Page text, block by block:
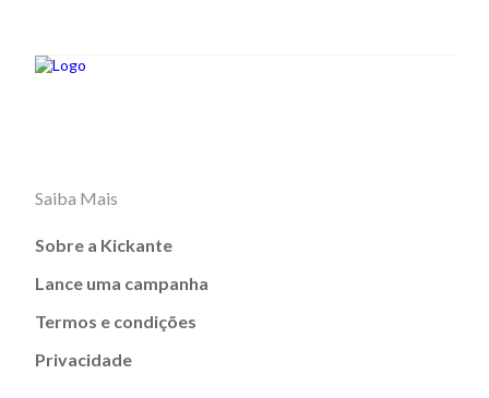
Saiba Mais
Sobre a Kickante
Lance uma campanha
Termos e condições
Privacidade